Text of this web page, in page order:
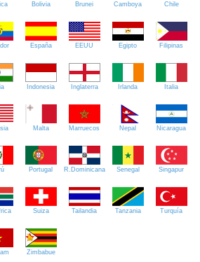
Bolivia Brunei Camboya Chile
España EEUU Egipto Filipinas
Indonesia Inglaterra Irlanda Italia
Malta Marruecos Nepal Nicaragua
Portugal R.Dominicana Senegal Singapur
Suiza Tailandia Tanzania Turquía
Zimbabue